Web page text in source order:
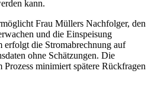
kann.
Frau Müllers Nachfolger, den
und die Einspeisung
erfolgt die Stromabrechnung auf
ohne Schätzungen. Die
minimiert spätere Rückfragen